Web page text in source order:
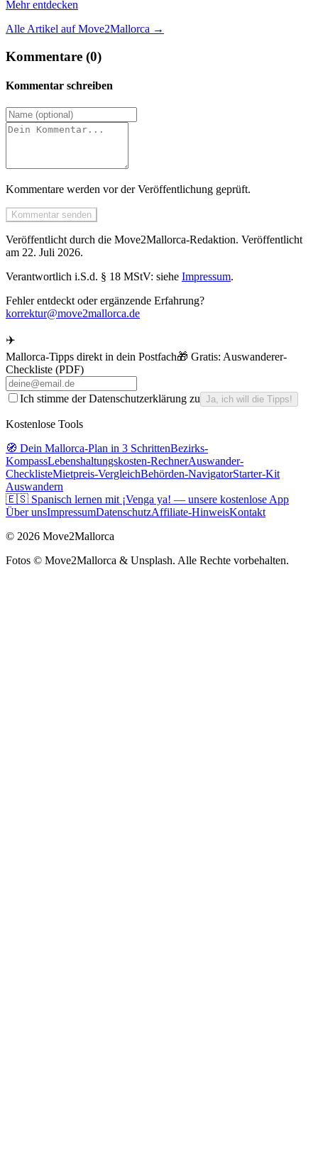
Mehr entdecken
Alle Artikel auf Move2Mallorca →
Kommentare (0)
Kommentar schreiben
Kommentare werden vor der Veröffentlichung geprüft.
Kommentar senden
Veröffentlicht durch die Move2Mallorca-Redaktion. Veröffentlicht
am 22. Juli 2026.
Verantwortlich i.S.d. § 18 MStV: siehe Impressum.
Fehler entdeckt oder ergänzende Erfahrung?
korrektur@move2mallorca.de
✈️
Mallorca-Tipps direkt in dein Postfach🎁 Gratis: Auswanderer-
Checkliste (PDF)
Ich stimme der Datenschutzerklärung zu Ja, ich will die Tipps!
Kostenlose Tools
🧭 Dein Mallorca-Plan in 3 SchrittenBezirks-
KompassLebenshaltungskosten-RechnerAuswander-
ChecklisteMietpreis-VergleichBehörden-NavigatorStarter-Kit
Auswandern
🇪🇸 Spanisch lernen mit ¡Venga ya! — unsere kostenlose App
Über unsImpressumDatenschutzAffiliate-HinweisKontakt
© 2026 Move2Mallorca
Fotos © Move2Mallorca & Unsplash. Alle Rechte vorbehalten.